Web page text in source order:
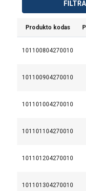
Produkto kodas
101100804270010
101100904270010
101101004270010
101101104270010
101101204270010
101101304270010